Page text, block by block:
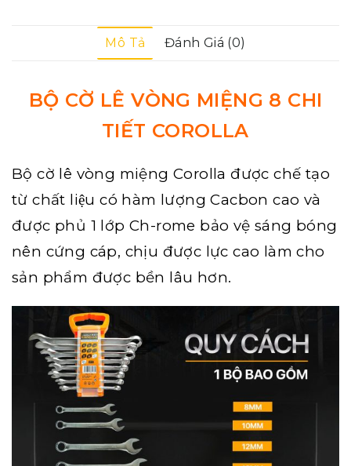
Mô Tả Đánh Giá (0)
BỘ CỜ LÊ VÒNG MIỆNG 8 CHI
TIẾT COROLLA
Bộ cờ lê vòng miệng Corolla được chế tạo
từ chất liệu có hàm lượng Cacbon cao và
được phủ 1 lớp Ch-rome bảo vệ sáng bóng
nên cứng cáp, chịu được lực cao làm cho
sản phẩm được bền lâu hơn.